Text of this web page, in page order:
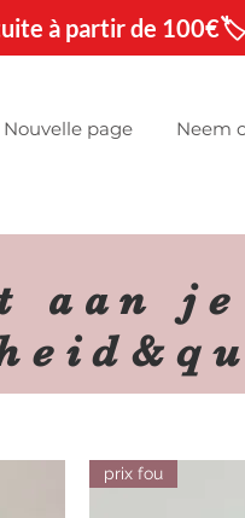
à partir de 100€
Nouvelle page Neem
aan
prix fou